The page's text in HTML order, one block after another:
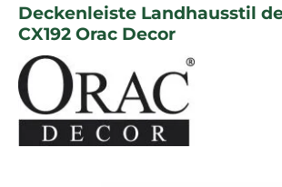
Deckenleiste Landhausstil
CX192 Orac Decor